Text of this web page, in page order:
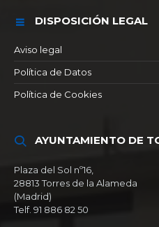
DISPOSICIÓN LEGAL
Aviso legal
Política de Datos
Política de Cookies
AYUNTAMIENTO DE
Plaza del Sol nº16,
28813 Torres de la Alameda
(Madrid)
Telf. 91 886 82 50